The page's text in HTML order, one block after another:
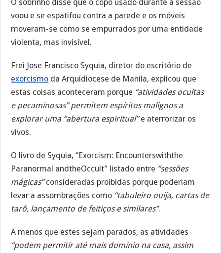
O sobrinho disse que o copo usado durante a sessão
voou e se espatifou contra a parede e os móveis
moveram-se como se empurrados por uma entidade
violenta, mas invisível.
Frei Jose Francisco Syquia, diretor do escritório de
exorcismo da Arquidiocese de Manila, explicou que
estas coisas aconteceram porque “atividades ocultas
e pecaminosas” permitem espíritos malignos a
explorar uma “abertura espiritual”e aterrorizar os
vivos.
O livro de Syquia, “Exorcism: Encounterswiththe
Paranormal andtheOccult” listado entre “sessões
mágicas”consideradas proibidas porque poderiam
levar a assombrações como “tabuleiro ouija, cartas de
tarô, lançamento de feitiços e similares”.
A menos que estes sejam parados, as atividades
“podem permitir até mais domínio na casa, assim